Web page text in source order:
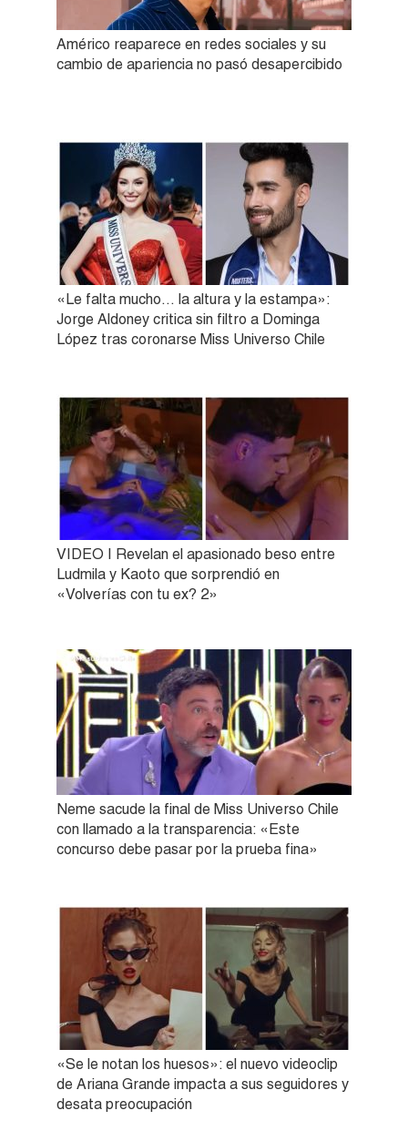
Américo reaparece en redes sociales y su
cambio de apariencia no pasó desapercibido
«Le falta mucho… la altura y la estampa»:
Jorge Aldoney critica sin filtro a Dominga
López tras coronarse Miss Universo Chile
VIDEO | Revelan el apasionado beso entre
Ludmila y Kaoto que sorprendió en
«Volverías con tu ex? 2»
Neme sacude la final de Miss Universo Chile
con llamado a la transparencia: «Este
concurso debe pasar por la prueba fina»
«Se le notan los huesos»: el nuevo videoclip
de Ariana Grande impacta a sus seguidores y
desata preocupación